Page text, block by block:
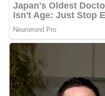
Serviere die Waffeln mit
oder Sahne für einen
kannst du auch einen Teil
Stärkemehl
ersetzen, um
machen.